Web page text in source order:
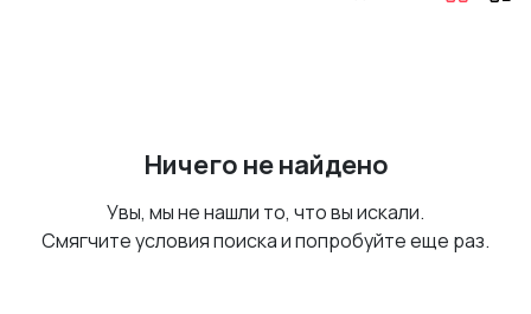
Ничего не найдено
Увы, мы не нашли то, что вы искали.
Смягчите условия поиска и попробуйте еще раз.